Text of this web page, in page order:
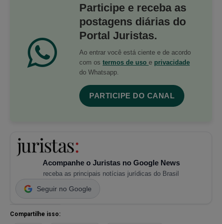
Participe e receba as
postagens diárias do
Portal Juristas.
Ao entrar você está ciente e de acordo
com os termos de uso e privacidade
do Whatsapp.
PARTICIPE DO CANAL
Acompanhe o Juristas no Google News
receba as principais notícias jurídicas do Brasil
Seguir no Google
Compartilhe isso: